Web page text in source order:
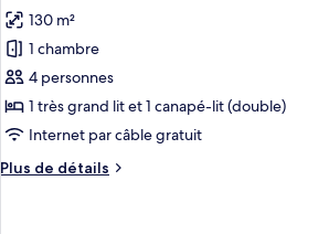
vue
océan
(Hokupa'a
Tower,
Luxury
Suite)
chambre,
accès
au
club,
vue
(Hokupa'a
pour
ce
type
de
chambre :
Présidentielle,
130 m²
1 chambre
4 personnes
1 très grand lit et 1 canapé-lit (double)
Internet par câble gratuit
Plus de détails
Plus